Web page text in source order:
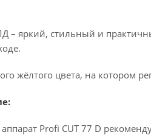
яркий, стильный и
жёлтого цвета, на котором
Profi CUT 77 D